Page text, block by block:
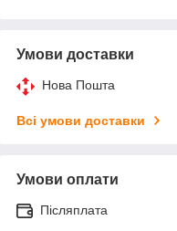
Умови доставки
Нова Пошта
Всі умови доставки
Умови оплати
Післяплата